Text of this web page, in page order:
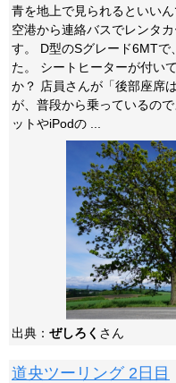
青を地上で見られるといい
空港から連絡バスでレンタ
す。 D型のSグレード6MTで
た。 シートヒーターが付い
か？ 店員さんが「後部座席
が、普段から乗っているの
ットやiPodの ...
出典： ぜしろく さん
道央ツーリング 2日目